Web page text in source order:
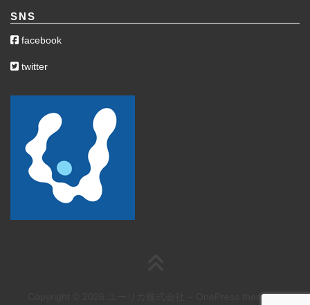
SNS
facebook
twitter
theme by